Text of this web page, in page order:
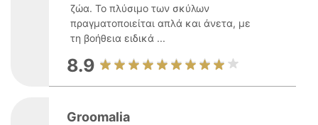
ζώα. Το πλύσιμο των σκύλων
πραγματοποιείται απλά και άνετα, με
τη βοήθεια ειδικά ...
8.9
Groomalia